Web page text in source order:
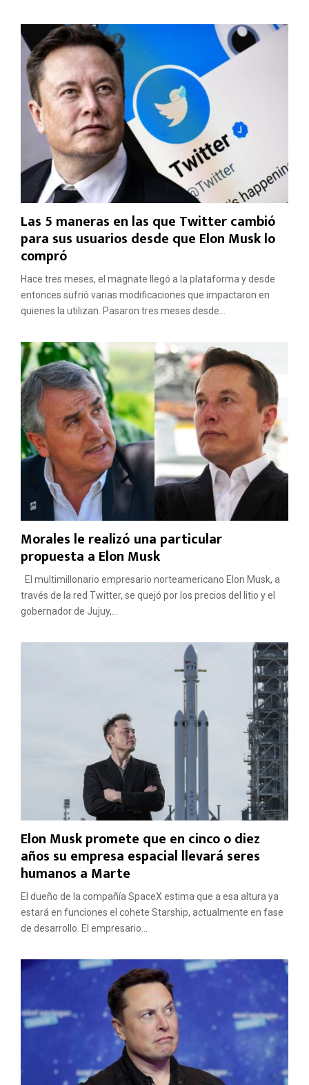
Las 5 maneras en las que Twitter cambió
para sus usuarios desde que Elon Musk lo
compró
Hace tres meses, el magnate llegó a la plataforma y desde
entonces sufrió varias modificaciones que impactaron en
quienes la utilizan. Pasaron tres meses desde...
Morales le realizó una particular
propuesta a Elon Musk
El multimillonario empresario norteamericano Elon Musk, a
través de la red Twitter, se quejó por los precios del litio y el
gobernador de Jujuy,...
Elon Musk promete que en cinco o diez
años su empresa espacial llevará seres
humanos a Marte
El dueño de la compañía SpaceX estima que a esa altura ya
estará en funciones el cohete Starship, actualmente en fase
de desarrollo. El empresario...